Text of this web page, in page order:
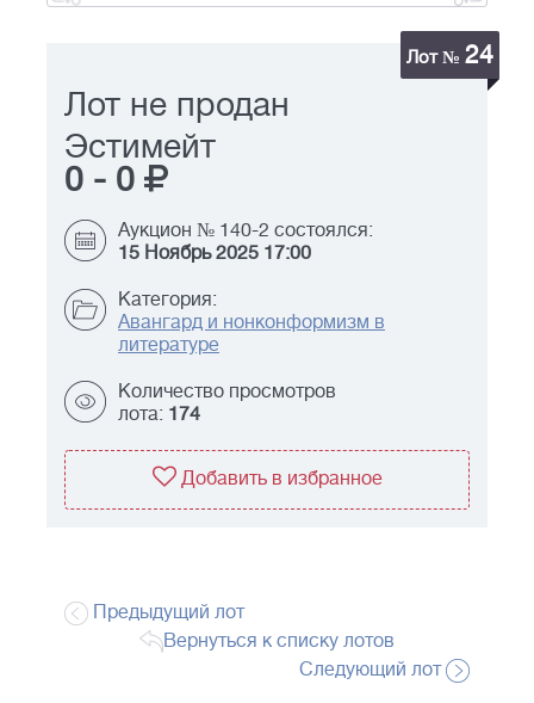
Лот № 24
Лот не продан
Эстимейт
0 - 0
Аукцион № 140-2 состоялся:
15 Ноябрь 2025 17:00
Категория:
Авангард и нонконформизм в
литературе
Количество просмотров
лота: 174
Добавить в избранное
Предыдущий лот
Вернуться к списку лотов
Следующий лот